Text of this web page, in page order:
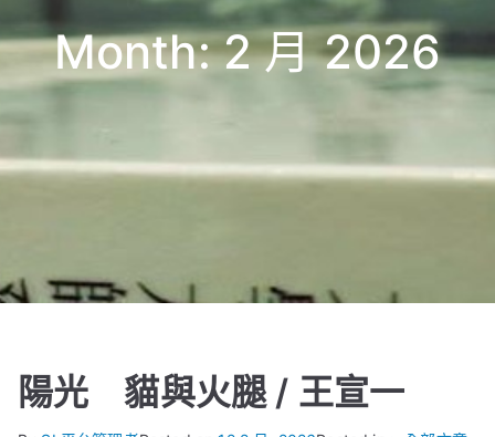
Month:2 月 2026
陽光 貓與火腿 / 王宣一